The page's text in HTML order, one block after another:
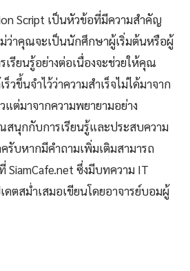
Script เป็นหัวข้อที่มีความสำคัญ
ว่าคุณจะเป็นนักศึกษาผู้เริ่มต้นหรือผู้
รียนรู้อย่างต่อเนื่องจะช่วยให้คุณ
วขึ้นจำไว้ว่าความสำเร็จไม่ได้มาจาก
แต่มาจากความพยายามอย่าง
นุกกับการเรียนรู้และประสบความ
รับหากมีคำถามเพิ่มเติมสามารถ
ซึ่งมีบทความ IT
ตสม่ำเสมอเขียนโดยอาจารย์บอมผู้